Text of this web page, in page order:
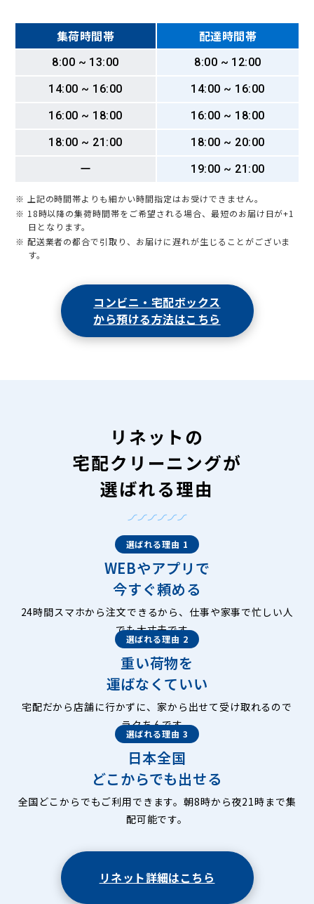
集荷時間帯 配達時間帯
8:00 ~ 13:00
8:00 ~ 12:00
14:00 ~ 16:00
14:00 ~ 16:00
16:00 ~ 18:00
16:00 ~ 18:00
18:00 ~ 21:00
18:00 ~ 20:00
ー
19:00 ~ 21:00
※ 上記の時間帯よりも細かい時間指定はお受けできません。
※ 18時以降の集荷時間帯をご希望される場合、最短のお届け日が+1
日となります。
※ 配送業者の都合で引取り、お届けに遅れが生じることがございま
す。
コンビニ・宅配ボックス
から預ける方法はこちら
リネットの
宅配クリーニングが
選ばれる理由
選ばれる理由 1
WEBやアプリで
今すぐ頼める
24時間スマホから注文できるから、仕事や家事で忙しい人
でも大丈夫です。
選ばれる理由 2
重い荷物を
運ばなくていい
宅配だから店舗に行かずに、家から出せて受け取れるので
ラクちんです。
選ばれる理由 3
日本全国
どこからでも出せる
全国どこからでもご利用できます。朝8時から夜21時まで集
配可能です。
リネット詳細はこちら